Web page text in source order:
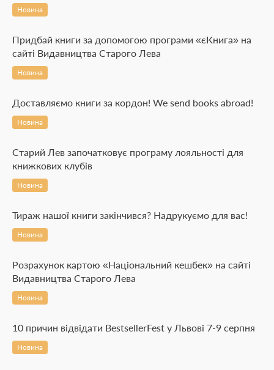
Новина
Придбай книги за допомогою програми «єКнига» на
сайті Видавництва Старого Лева
Новина
Доставляємо книги за кордон! We send books abroad!
Новина
Старий Лев започатковує програму лояльності для
книжкових клубів
Новина
Тираж нашої книги закінчився? Надрукуємо для вас!
Новина
Розрахунок картою «Національний кешбек» на сайті
Видавництва Старого Лева
Новина
10 причин відвідати BestsellerFest у Львові 7-9 серпня
Новина